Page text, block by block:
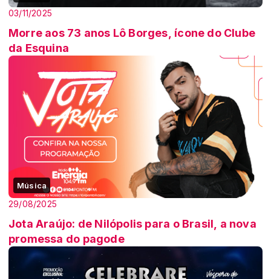
03/11/2025
Morre aos 73 anos Lô Borges, ícone do Clube
da Esquina
Música
29/08/2025
Jota Araújo: de Nilópolis para o Brasil, a nova
promessa do pagode